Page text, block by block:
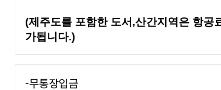
가됩니다.)
-무통장입금